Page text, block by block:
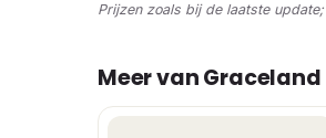
Prijzen zoals bij de laatste
Meer van Graceland